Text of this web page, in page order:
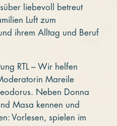
liebevoll betreut
Luft zum
ihrem Alltag und Beruf
RTL – Wir helfen
Mareile
Neben Donna
Masa kennen und
Vorlesen, spielen im